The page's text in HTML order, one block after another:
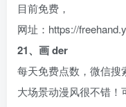
目前免费，
网址：https://
21、画 der
每天免费点数，微信搜
大场景动漫风很不错！